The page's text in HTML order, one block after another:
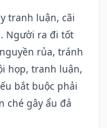
tranh luận, cãi
Người ra đi tốt
rủa, tránh
họp, tranh luận,
bắt buộc phải
ché gây ẩu đả